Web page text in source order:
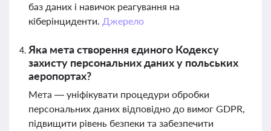
баз даних і навичок реагування на
кіберінциденти. Джерело
Яка мета створення єдиного Кодексу
захисту персональних даних у польських
аеропортах?
Мета — уніфікувати процедури обробки
персональних даних відповідно до вимог GDPR,
підвищити рівень безпеки та забезпечити